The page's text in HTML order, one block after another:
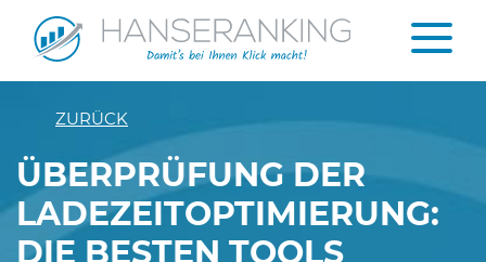
ZURÜCK
ÜBERPRÜFUNG DER
LADEZEITOPTIMIERUNG:
DIE BESTEN TOOLS